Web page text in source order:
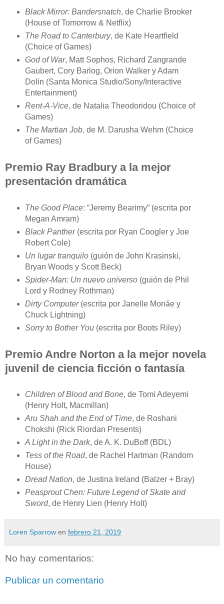
Black Mirror: Bandersnatch, de Charlie Brooker
(House of Tomorrow & Netflix)
The Road to Canterbury, de Kate Heartfield
(Choice of Games)
God of War, Matt Sophos, Richard Zangrande
Gaubert, Cory Barlog, Orion Walker y Adam
Dolin (Santa Monica Studio/Sony/Interactive
Entertainment)
Rent-A-Vice, de Natalia Theodoridou (Choice of
Games)
The Martian Job, de M. Darusha Wehm (Choice
of Games)
Premio Ray Bradbury a la mejor
presentación dramática
The Good Place: “Jeremy Bearimy” (escrita por
Megan Amram)
Black Panther(escrita por Ryan Coogler y Joe
Robert Cole)
Un lugar tranquilo(guión de John Krasinski,
Bryan Woods y Scott Beck)
Spider-Man: Un nuevo universo(guión de Phil
Lord y Rodney Rothman)
Dirty Computer(escrita por Janelle Monáe y
Chuck Lightning)
Sorry to Bother You(escrita por Boots Riley)
Premio Andre Norton a la mejor novela
juvenil de ciencia ficción o fantasía
Children of Blood and Bone, de Tomi Adeyemi
(Henry Holt, Macmillan)
Aru Shah and the End of Time, de Roshani
Chokshi (Rick Riordan Presents)
A Light in the Dark, de A. K. DuBoff (BDL)
Tess of the Road, de Rachel Hartman (Random
House)
Dread Nation, de Justina Ireland (Balzer + Bray)
Peasprout Chen: Future Legend of Skate and
Sword, de Henry Lien (Henry Holt)
Loren Sparrow en febrero 21, 2019
No hay comentarios:
Publicar un comentario